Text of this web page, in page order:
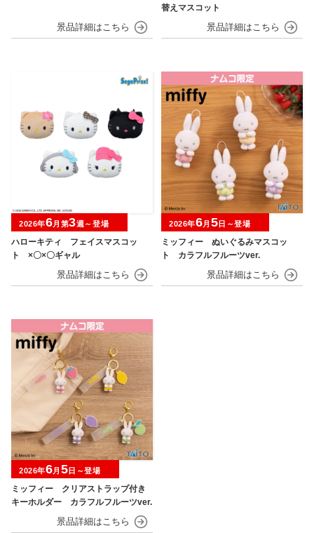
替えマスコット
ハローキティ フェイスマスコッ
ト ×〇×〇ギャル
2026年6月第3週～登場
ミッフィー ぬいぐるみマスコッ
ト カラフルフルーツver.
2026年6月 5日～登場
ミッフィー クリアストラップ付き
キーホルダー カラフルフルーツver.
2026年6月 5日～登場